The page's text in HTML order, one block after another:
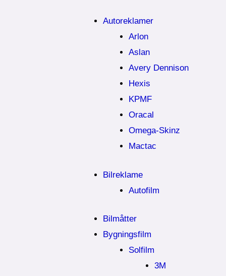
Autoreklamer
Arlon
Aslan
Avery Dennison
Hexis
KPMF
Oracal
Omega-Skinz
Mactac
Bilreklame
Autofilm
Bilmåtter
Bygningsfilm
Solfilm
3M